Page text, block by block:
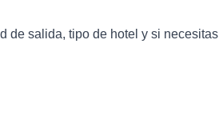
de salida, tipo de hotel y si necesitas